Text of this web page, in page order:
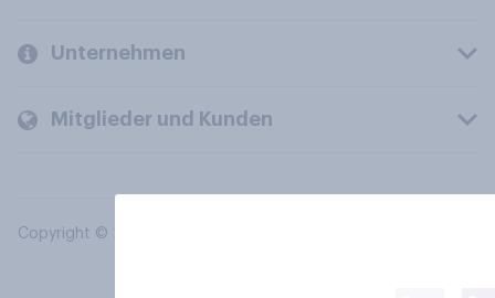
Unternehmen
Mitglieder und Kunden
Copyright © 2026 YouGov PLC. Alle Rechte vorbehalten.